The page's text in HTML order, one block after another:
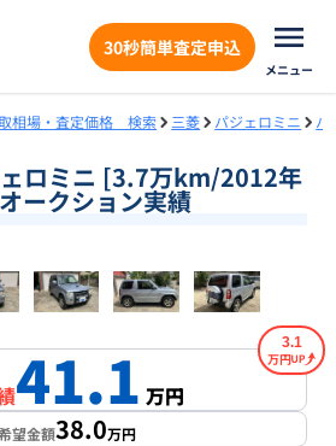
30秒簡単査定申込
メニュー
相場・査定価格 検索 三菱 パジェロミニ パ
ロミニ [3.7万km/2012年
ークション実績
1/18
41.1万円
3.1
万円
望金額38.0万円